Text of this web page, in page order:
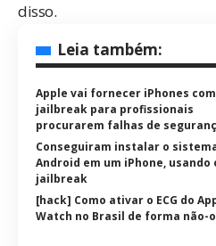
disso.
Leia também:
Apple vai fornecer iPhones com
jailbreak para profissionais
procurarem falhas de
Conseguiram instalar o
Android em um iPhone, usando
jailbreak
[hack] Como ativar o ECG do
Watch no Brasil de forma não-